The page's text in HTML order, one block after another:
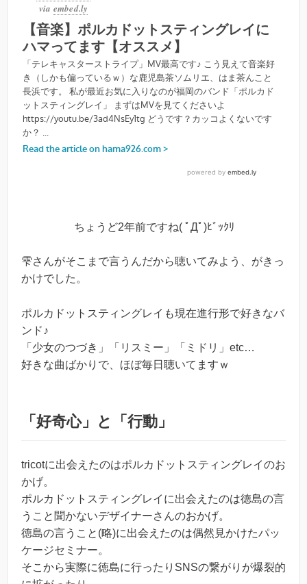
ちょうど2年前ですね( ﾟДﾟ)ﾋﾞｯｸﾘ
雫さんがそこまで言うんだから聴いてみよう、がきっ
かけでした。
ポルカドットスティングレイも現在進行形で好きなバ
ンド♪
「少女のつづき」「リスミー」「ミドリ」etc…
好きな曲ばかりで、ほぼ毎日聴いてますｗ
「好奇心」と「行動」
tricotに出会えたのはポルカドットスティングレイのお
かげ。
ポルカドットスティングレイに出会えたのは徳島の言
うこと聞かないデザイナーさんのおかげ。
徳島の言うこと(略)に出会えたのは偶然見かけたパッ
ケージセミナー。
そこから実際に徳島に行ったりSNSの繋がりが爆裂的